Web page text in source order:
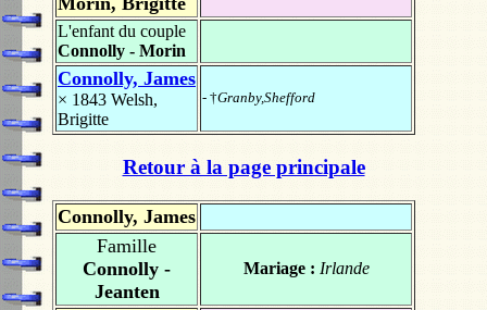
L'enfant du couple
Connolly - Morin
Connolly, James
× 1843 Welsh,
Brigitte
- †Granby,Shefford
Retour à la page principale
Connolly, James
Famille
Connolly -
Jeanten
Mariage : Irlande